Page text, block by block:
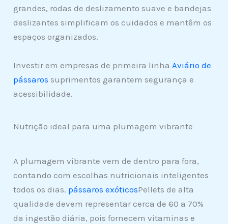
grandes, rodas de deslizamento suave e bandejas
deslizantes simplificam os cuidados e mantêm os
espaços organizados.
Investir em empresas de primeira linha Aviário de
pássaros suprimentos garantem segurança e
acessibilidade.
Nutrição ideal para uma plumagem vibrante
A plumagem vibrante vem de dentro para fora,
contando com escolhas nutricionais inteligentes
todos os dias. pássaros exóticosPellets de alta
qualidade devem representar cerca de 60 a 70%
da ingestão diária, pois fornecem vitaminas e